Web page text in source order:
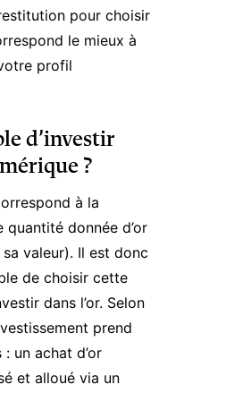
pour choisir
le mieux à
profil
d’investir
?
à la
quantité donnée d’or
valeur). Il est donc
de choisir cette
dans l’or. Selon
prend
un achat d’or
et alloué via un